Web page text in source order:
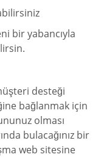
bir yabancıyla
desteği
bağlanmak için
olması
bulacağınız bir
web sitesine